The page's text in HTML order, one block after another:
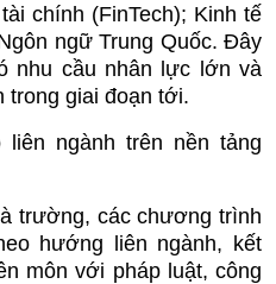
chính (FinTech); Kinh tế
ngữ Trung Quốc. Đây
nhu cầu nhân lực lớn và
trong giai đoạn tới.
ngành trên nền tảng
trường, các chương trình
hướng liên ngành, kết
môn với pháp luật, công